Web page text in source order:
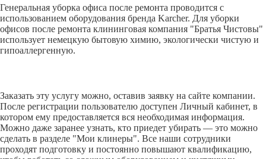
Генеральная уборка офиса после ремонта проводится с
использованием оборудования бренда Karcher. Для уборки
офисов после ремонта клининговая компания "Братья Чистовы"
использует немецкую бытовую химию, экологически чистую и
гипоаллергенную.
Заказать эту услугу можно, оставив заявку на сайте компании.
После регистрации пользователю доступен Личный кабинет, в
котором ему предоставляется вся необходимая информация.
Можно даже заранее узнать, кто приедет убирать — это можно
сделать в разделе "Мои клинеры". Все наши сотрудники
проходят подготовку и постоянно повышают квалификацию,